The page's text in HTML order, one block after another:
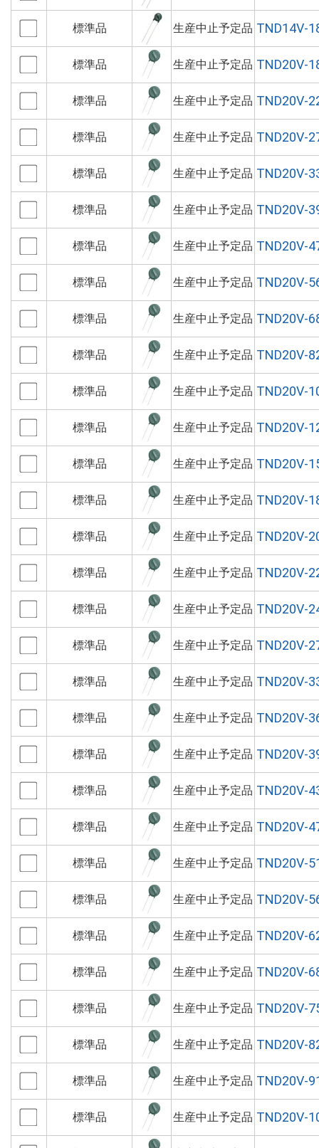
標準品 生産中止予定品 TND14V-
標準品 生産中止予定品 TND20V-
標準品 生産中止予定品 TND20V-
標準品 生産中止予定品 TND20V-
標準品 生産中止予定品 TND20V-
標準品 生産中止予定品 TND20V-
標準品 生産中止予定品 TND20V-
標準品 生産中止予定品 TND20V-
標準品 生産中止予定品 TND20V-
標準品 生産中止予定品 TND20V-
標準品 生産中止予定品 TND20V-
標準品 生産中止予定品 TND20V-
標準品 生産中止予定品 TND20V-
標準品 生産中止予定品 TND20V-
標準品 生産中止予定品 TND20V-
標準品 生産中止予定品 TND20V-
標準品 生産中止予定品 TND20V-
標準品 生産中止予定品 TND20V-
標準品 生産中止予定品 TND20V-
標準品 生産中止予定品 TND20V-
標準品 生産中止予定品 TND20V-
標準品 生産中止予定品 TND20V-
標準品 生産中止予定品 TND20V-
標準品 生産中止予定品 TND20V-
標準品 生産中止予定品 TND20V-
標準品 生産中止予定品 TND20V-
標準品 生産中止予定品 TND20V-
標準品 生産中止予定品 TND20V-
標準品 生産中止予定品 TND20V-
標準品 生産中止予定品 TND20V-
標準品 生産中止予定品 TND20V-